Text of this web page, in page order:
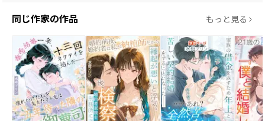
彼女を傷つけた者たちに、必ず代償を払わせる――
すべてを覆す、復讐の女神だった。
同じ作家の作品 もっと見る